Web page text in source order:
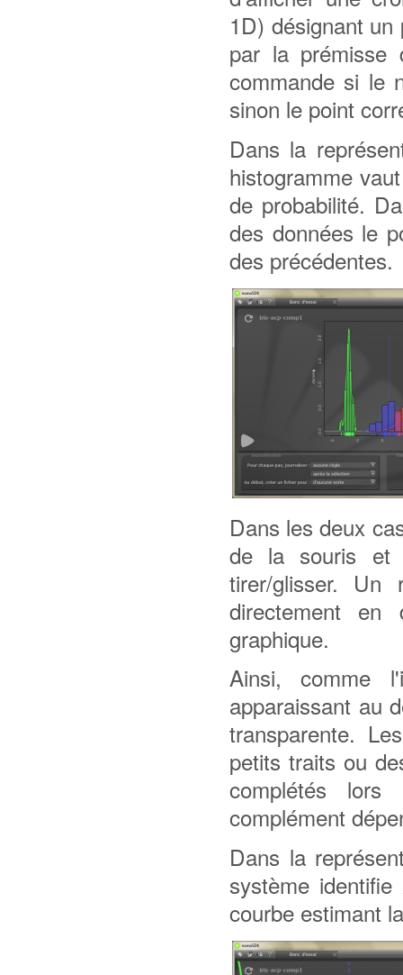
1D) désignant
par la prémisse
commande si le
sinon le point
Dans la
histogramme
de probabilité.
des données le
des précédentes.
Dans les deux
de la souris et
tirer/glisser. Un
directement en
graphique.
Ainsi, comme
apparaissant au
transparente.
petits traits ou
complétés
complément
Dans la
système
courbe estimant